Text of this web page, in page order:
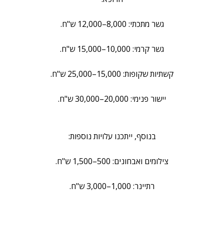
גשר מתכתי: 8,000–12,000 ש"ח.
גשר קרמי: 10,000–15,000 ש"ח.
קשתיות שקופות: 15,000–25,000 ש"ח.
יישור פנימי: 20,000–30,000 ש"ח.
בנוסף, ייתכנו עלויות נוספות:
צילומים ואבחונים: 500–1,500 ש"ח.
רתיינר: 1,000–3,000 ש"ח.